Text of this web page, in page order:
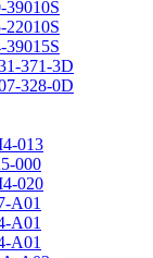
371-3D
328-0D
013
000
020
A01
A01
A01